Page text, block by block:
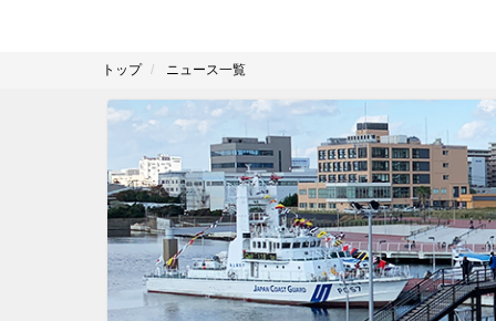
トップ ニュース一覧